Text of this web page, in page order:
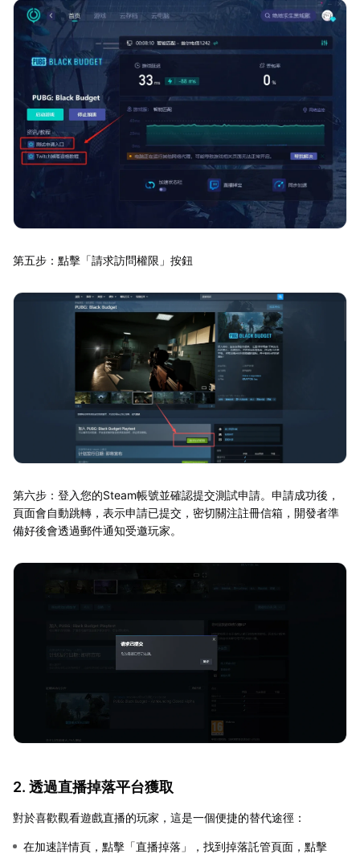
第五步：點擊「請求訪問權限」按鈕
第六步：登入您的Steam帳號並確認提交測試申請。申請成功後，
頁面會自動跳轉，表示申請已提交，密切關注註冊信箱，開發者準
備好後會透過郵件通知受邀玩家。
2. 透過直播掉落平台獲取
對於喜歡觀看遊戲直播的玩家，這是一個便捷的替代途徑：
在加速詳情頁，點擊「直播掉落」，找到掉落託管頁面，點擊